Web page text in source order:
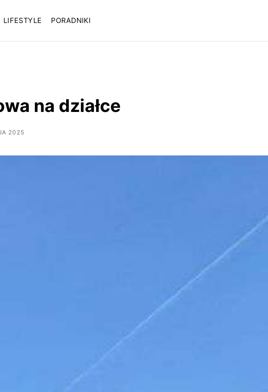
LIFESTYLE PORADNIKI
na działce
2025